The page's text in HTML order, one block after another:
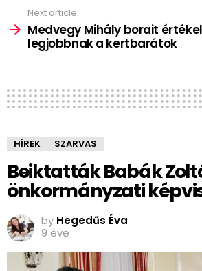
Next article
Medvegy Mihály borait
legjobbnak a kertbarátok
HÍREK SZARVAS
Beiktatták Babák
önkormányzati
by Hegedűs Éva
9 éve